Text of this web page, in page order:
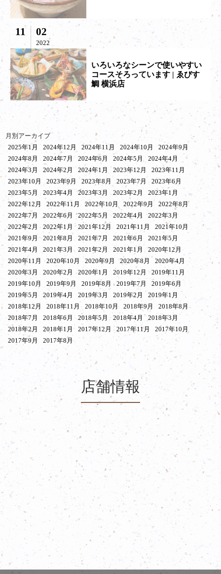
11 02
2022
いろいろなシーンで使いやすい
コースそろっています | ゑびす
鯛 横浜店
月別アーカイブ
2025年1月
2024年12月 2024年11月 2024年10月
2024年9月
2024年8月
2024年7月 2024年6月 2024年5月
2024年4月
2024年3月
2024年2月 2024年1月 2023年12月
2023年11月
2023年10月
2023年9月 2023年8月 2023年7月
2023年6月
2023年5月
2023年4月 2023年3月 2023年2月
2023年1月
2022年12月
2022年11月 2022年10月 2022年9月
2022年8月
2022年7月
2022年6月 2022年5月 2022年4月
2022年3月
2022年2月
2022年1月 2021年12月 2021年11月
2021年10月
2021年9月
2021年8月 2021年7月 2021年6月
2021年5月
2021年4月
2021年3月 2021年2月 2021年1月
2020年12月
2020年11月
2020年10月 2020年9月 2020年8月
2020年4月
2020年3月
2020年2月 2020年1月 2019年12月
2019年11月
2019年10月
2019年9月 2019年8月 2019年7月
2019年6月
2019年5月
2019年4月 2019年3月 2019年2月
2019年1月
2018年12月
2018年11月 2018年10月 2018年9月
2018年8月
2018年7月
2018年6月 2018年5月 2018年4月
2018年3月
2018年2月
2018年1月 2017年12月 2017年11月
2017年10月
2017年9月
2017年8月
店舗情報